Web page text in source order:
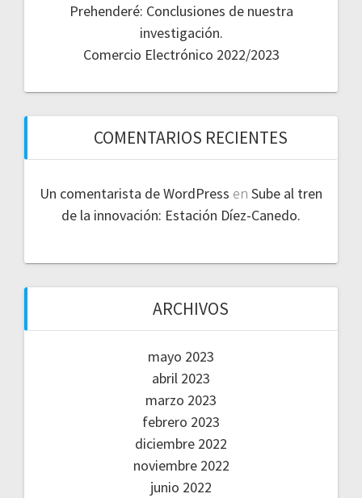
Prehenderé: Conclusiones de nuestra
investigación.
Comercio Electrónico 2022/2023
COMENTARIOS RECIENTES
Un comentarista de WordPress en Sube al tren
de la innovación: Estación Díez-Canedo.
ARCHIVOS
mayo 2023
abril 2023
marzo 2023
febrero 2023
diciembre 2022
noviembre 2022
junio 2022